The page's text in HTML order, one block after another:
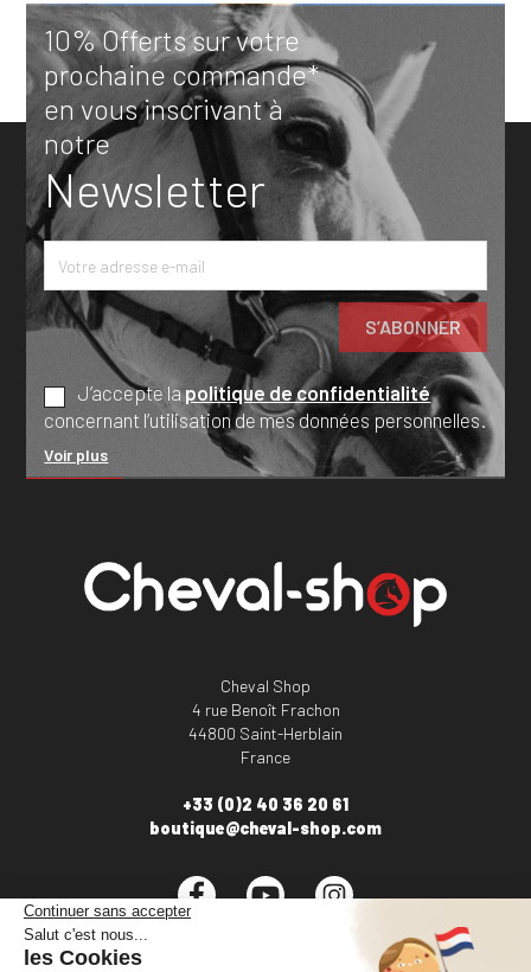
10% Offerts sur votre
prochaine commande*
en vous inscrivant à
notre
Newsletter
J’accepte lapolitique de confidentialité
concernant l’utilisation de mes données personnelles.
Voir plus
Cheval Shop
4 rue Benoît Frachon
44800 Saint-Herblain
France
+33 (0)2 40 36 20 61
boutique@cheval-shop.com
Facebook YouTube